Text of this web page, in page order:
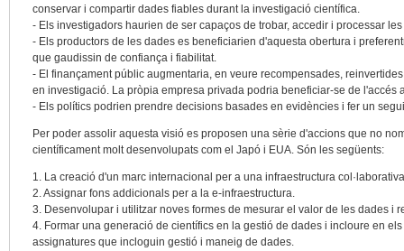
conservar i compartir dades fiables durant la investigació científica.
- Els investigadors haurien de ser capaços de trobar, accedir i processar
- Els productors de les dades es beneficiarien d'aquesta obertura i
que gaudissin de confiança i fiabilitat.
- El finançament públic augmentaria, en veure recompensades,
en investigació. La pròpia empresa privada podria beneficiar-se de l'accés
- Els polítics podrien prendre decisions basades en evidències i fer un
Per poder assolir aquesta visió es proposen una sèrie d'accions que no
científicament molt desenvolupats com el Japó i EUA. Són les següents:
1. La creació d'un marc internacional per a una infraestructura
2. Assignar fons addicionals per a la e-infraestructura.
3. Desenvolupar i utilitzar noves formes de mesurar el valor de les dades i
4. Formar una generació de científics en la gestió de dades i incloure en
assignatures que incloguin gestió i maneig de dades.